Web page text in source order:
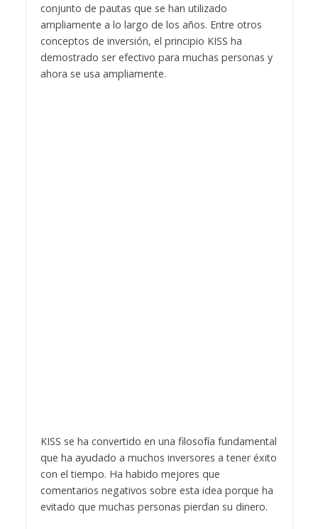
conjunto de pautas que se han utilizado
ampliamente a lo largo de los años. Entre otros
conceptos de inversión, el principio KISS ha
demostrado ser efectivo para muchas personas y
ahora se usa ampliamente.
KISS se ha convertido en una filosofía fundamental
que ha ayudado a muchos inversores a tener éxito
con el tiempo. Ha habido mejores que
comentarios negativos sobre esta idea porque ha
evitado que muchas personas pierdan su dinero.